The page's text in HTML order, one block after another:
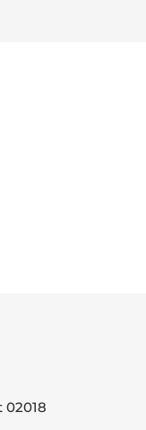
02018